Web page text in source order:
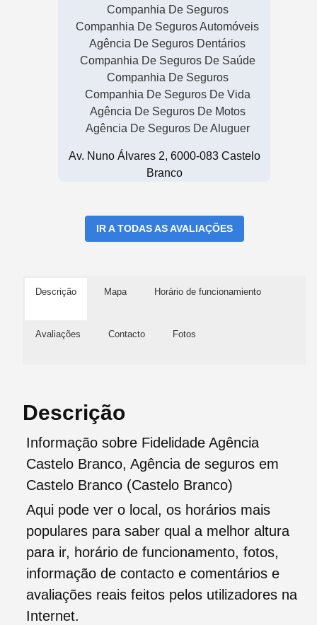
Companhia De Seguros
Companhia De Seguros Automóveis
Agência De Seguros Dentários
Companhia De Seguros De Saúde
Companhia De Seguros
Companhia De Seguros De Vida
Agência De Seguros De Motos
Agência De Seguros De Aluguer
Av. Nuno Álvares 2, 6000-083 Castelo
Branco
IR A TODAS AS AVALIAÇÕES
Descrição Mapa Horário de funcionamiento
Avaliações Contacto Fotos
Descrição
Informação sobre Fidelidade Agência
Castelo Branco, Agência de seguros em
Castelo Branco (Castelo Branco)
Aqui pode ver o local, os horários mais
populares para saber qual a melhor altura
para ir, horário de funcionamento, fotos,
informação de contacto e comentários e
avaliações reais feitos pelos utilizadores na
Internet.